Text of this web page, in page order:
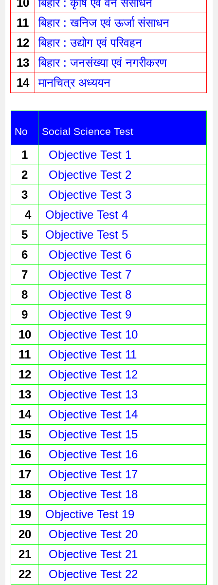
11
बिहार : खनिज एवं ऊर्जा संसाधन
12
बिहार : उद्योग एवं परिवहन
13
बिहार : जनसंख्या एवं नगरीकरण
14
मानचित्र अध्ययन
No Social Science Test
1
Objective Test 1
2
Objective Test 2
3
Objective Test 3
4
Objective Test 4
5
Objective Test 5
6
Objective Test 6
7
Objective Test 7
8
Objective Test 8
9
Objective Test 9
10
Objective Test 10
11
Objective Test 11
12
Objective Test 12
13
Objective Test 13
14
Objective Test 14
15
Objective Test 15
16
Objective Test 16
17
Objective Test 17
18
Objective Test 18
19
Objective Test 19
20
Objective Test 20
21
Objective Test 21
22
Objective Test 22